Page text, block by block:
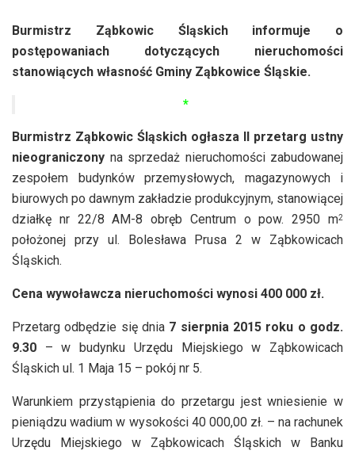
Burmistrz Ząbkowic Śląskich informuje o
postępowaniach dotyczących nieruchomości
stanowiących własność Gminy Ząbkowice Śląskie.
*
Burmistrz Ząbkowic Śląskich ogłasza II przetarg ustny
nieograniczony na sprzedaż nieruchomości zabudowanej
zespołem budynków przemysłowych, magazynowych i
biurowych po dawnym zakładzie produkcyjnym, stanowiącej
działkę nr 22/8 AM-8 obręb Centrum o pow. 2950 m2
położonej przy ul. Bolesława Prusa 2 w Ząbkowicach
Śląskich.
Cena wywoławcza nieruchomości wynosi 400 000 zł.
Przetarg odbędzie się dnia 7 sierpnia 2015 roku o godz.
9.30 – w budynku Urzędu Miejskiego w Ząbkowicach
Śląskich ul. 1 Maja 15 – pokój nr 5.
Warunkiem przystąpienia do przetargu jest wniesienie w
pieniądzu wadium w wysokości 40 000,00 zł. – na rachunek
Urzędu Miejskiego w Ząbkowicach Śląskich w Banku